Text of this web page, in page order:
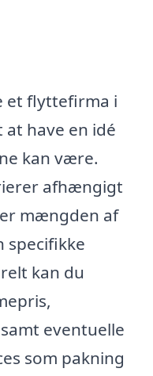
et flyttefirma i
have en idé
kan være.
afhængigt
mængden af
specifikke
kan du
eventuelle
som pakning